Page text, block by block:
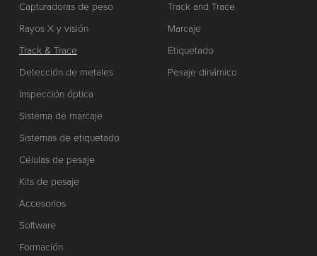
Capturadoras de peso
Rayos X y visión
Track & Trace
Detección de metales
Inspección óptica
Sistema de marcaje
Sistemas de etiquetado
Células de pesaje
Kits de pesaje
Accesorios
Software
Formación
Track and Trace
Marcaje
Etiquetado
Pesaje dinámico